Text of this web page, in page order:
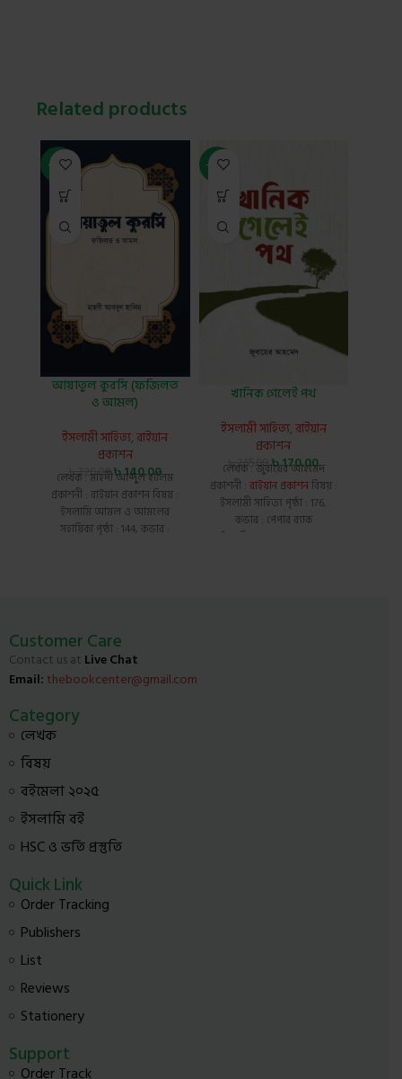
Related products
-36%
আয়াতুল কুরসি (ফজিলত
ও আমল)
ইসলামী সাহিত্য,রাইয়ান
প্রকাশন
৳220.00৳140.00
লেখক : মাহদী আব্দু্ল হালিম
প্রকাশনী : রাইয়ান প্রকাশন বিষয় :
ইসলামি আমল ও আমলের
সহায়িকা পৃষ্ঠা : 144, কভার :
-36%
খানিক গেলেই পথ
ইসলামী সাহিত্য,রাইয়ান
প্রকাশন
৳265.00৳170.00
লেখক : জুবায়ের আহমেদ
প্রকাশনী : রাইয়ান প্রকাশনবিষয় :
ইসলামী সাহিত্য পৃষ্ঠা : 176,
কভার : পেপার ব্যাক
আইএসবিএন : 9789849803454
Customer Care
Contact us at Live Chat
Email: thebookcenter@gmail.com
Category
লেখক
বিষয়
বইমেলা ২০২৫
ইসলামি বই
HSC ও ভর্তি প্রস্তুতি
Quick Link
Order Tracking
Publishers
List
Reviews
Stationery
Support
Order Track